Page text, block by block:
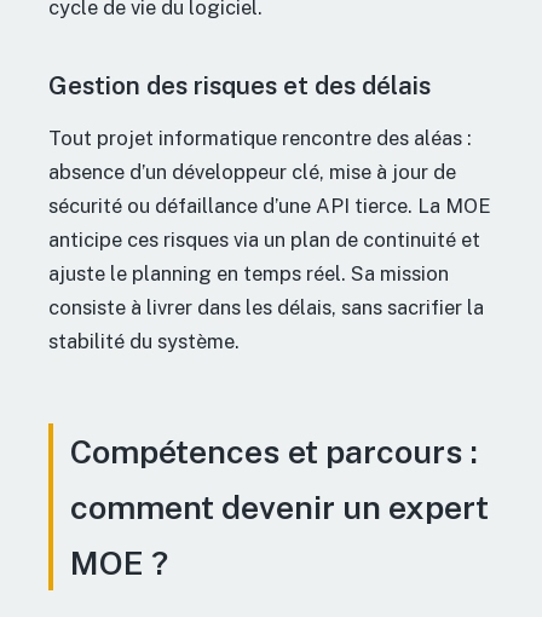
cycle de vie du logiciel.
Gestion des risques et des délais
Tout projet informatique rencontre des aléas :
absence d’un développeur clé, mise à jour de
sécurité ou défaillance d’une API tierce. La MOE
anticipe ces risques via un plan de continuité et
ajuste le planning en temps réel. Sa mission
consiste à livrer dans les délais, sans sacrifier la
stabilité du système.
Compétences et parcours :
comment devenir un expert
MOE ?